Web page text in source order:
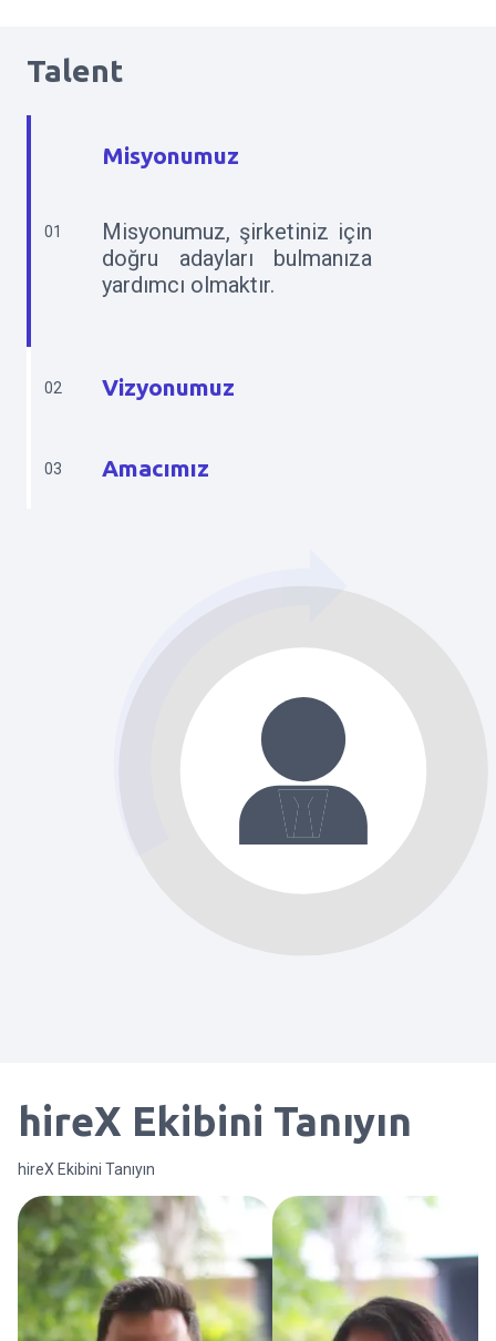
Talent
01
Misyonumuz
Misyonumuz, şirketiniz için
doğru adayları bulmanıza
yardımcı olmaktır.
02 Vizyonumuz
03 Amacımız
hireX Ekibini Tanıyın
hireX Ekibini Tanıyın